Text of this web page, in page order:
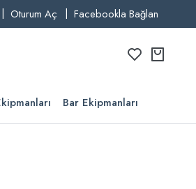
Oturum Aç Facebookla Bağlan
Bar Ekipmanları